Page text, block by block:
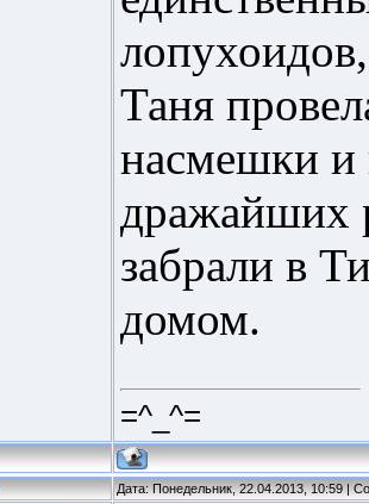
Таня
насмешки и
дражайших
забрали в
домом.
=^_^=
Дата: Понедельник, 22.04.2013, 10:59 |